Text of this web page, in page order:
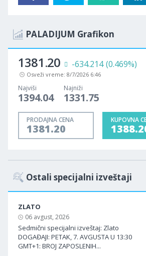
PALADIJUM Grafikon
1381.20 -634.214 (0.469%)
Osveži vreme: 8/7/2026 6:46
Najviši
1394.04
Najniži
1331.75
PRODAJNA CENA
1381.20
KUPOVNA
Ostali specijalni izveštaji
ZLATO
06 avgust, 2026
Sedmični specijalni izveštaj: Zlato
DOGAĐAJI: PETAK, 7. AVGUSTA U 13:30
GMT+1: BROJ ZAPOSLENIH...